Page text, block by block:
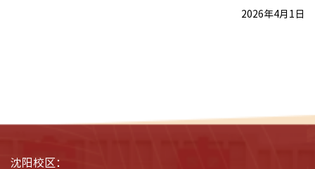
2026年4月1日
沈阳校区：